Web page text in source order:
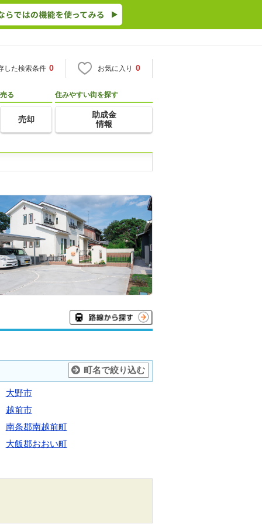
した検索条件 0 お気に入り 0
売る
売却
住みやすい街を探す
助成金
情報
町名で絞り込む
大野市
越前市
南条郡南越前町
大飯郡おおい町